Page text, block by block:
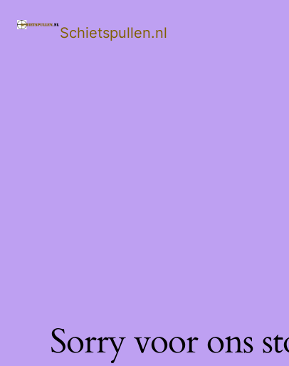
Schietspullen.nl
Sorry voor ons